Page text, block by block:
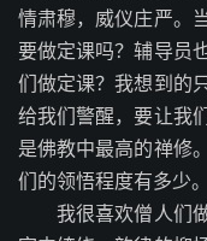
情肃穆，威仪庄严。
要做定课吗？辅导员
们做定课？我想到的
给我们警醒，要让我
是佛教中最高的禅修
们的领悟程度有多少。
我很喜欢僧人们做